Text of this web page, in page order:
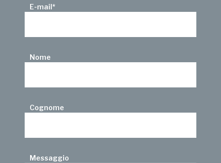
E-mail*
Nome
Cognome
Messaggio